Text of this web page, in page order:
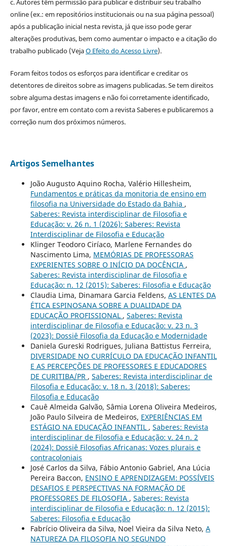
c. Autores têm permissão para publicar e distribuir seu trabalho
online (ex.: em repositórios institucionais ou na sua página pessoal)
após a publicação inicial nesta revista, já que isso pode gerar
alterações produtivas, bem como aumentar o impacto e a citação do
trabalho publicado (VejaO Efeito do Acesso Livre).
Foram feitos todos os esforços para identificar e creditar os
detentores de direitos sobre as imagens publicadas. Se tem direitos
sobre alguma destas imagens e não foi corretamente identificado,
por favor, entre em contato com a revista Saberes e publicaremos a
correção num dos próximos números.
Artigos Semelhantes
João Augusto Aquino Rocha, Valério Hillesheim,
Fundamentos e práticas da monitoria de ensino em
filosofia na Universidade do Estado da Bahia ,
Saberes: Revista interdisciplinar de Filosofia e
Educação: v. 26 n. 1 (2026): Saberes: Revista
Interdisciplinar de Filosofia e Educação
Klinger Teodoro Ciríaco, Marlene Fernandes do
Nascimento Lima, MEMÓRIAS DE PROFESSORAS
EXPERIENTES SOBRE O INÍCIO DA DOCÊNCIA ,
Saberes: Revista interdisciplinar de Filosofia e
Educação: n. 12 (2015): Saberes: Filosofia e Educação
Claudia Lima, Dinamara Garcia Feldens, AS LENTES DA
ÉTICA ESPINOSANA SOBRE A DUALIDADE DA
EDUCAÇÃO PROFISSIONAL , Saberes: Revista
interdisciplinar de Filosofia e Educação: v. 23 n. 3
(2023): Dossiê Filosofia da Educação e Modernidade
Daniela Gureski Rodrigues, Juliana Battistus Ferreira,
DIVERSIDADE NO CURRÍCULO DA EDUCAÇÃO INFANTIL
E AS PERCEPÇÕES DE PROFESSORES E EDUCADORES
DE CURITIBA/PR , Saberes: Revista interdisciplinar de
Filosofia e Educação: v. 18 n. 3 (2018): Saberes:
Filosofia e Educação
Cauê Almeida Galvão, Sâmia Lorena Oliveira Medeiros,
João Paulo Silveira de Medeiros, EXPERIÊNCIAS EM
ESTÁGIO NA EDUCAÇÃO INFANTIL , Saberes: Revista
interdisciplinar de Filosofia e Educação: v. 24 n. 2
(2024): Dossiê Filosofias Africanas: Vozes plurais e
contracoloniais
José Carlos da Silva, Fábio Antonio Gabriel, Ana Lúcia
Pereira Baccon, ENSINO E APRENDIZAGEM: POSSÍVEIS
DESAFIOS E PERSPECTIVAS NA FORMAÇÃO DE
PROFESSORES DE FILOSOFIA , Saberes: Revista
interdisciplinar de Filosofia e Educação: n. 12 (2015):
Saberes: Filosofia e Educação
Fabrício Oliveira da Silva, Noel Vieira da Silva Neto, A
NATUREZA DA FILOSOFIA NO SEGUNDO